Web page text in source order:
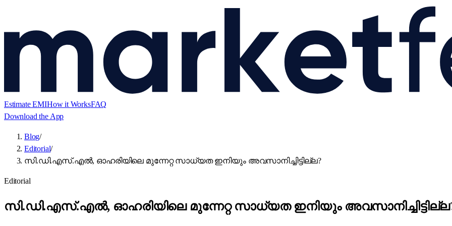
Estimate EMIHow it WorksFAQ
Download the App
Blog/
Editorial/
സി.ഡി.എസ്.എൽ, ഓഹരിയിലെ മുന്നേറ്റ സാധ്യത ഇനിയും അവസാനിച്ചിട്ടില്ല?
Editorial
സി.ഡി.എസ്.എൽ, ഓഹരിയിലെ മുന്നേറ്റ സാധ്യത ഇനിയും